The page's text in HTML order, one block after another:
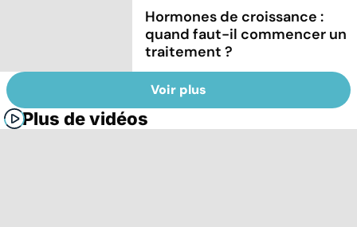
Hormones de croissance :
quand faut-il commencer un
traitement ?
Voir plus
Plus de vidéos